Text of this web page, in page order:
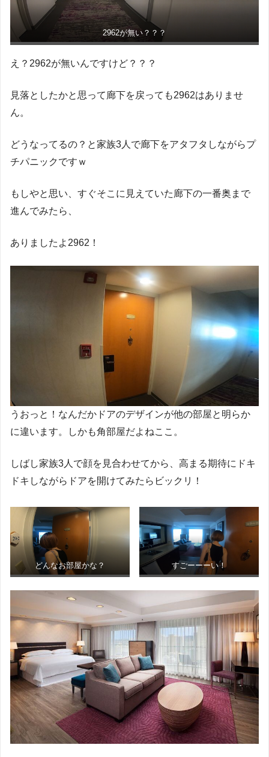
2962が無い？？？
え？2962が無いんですけど？？？
見落としたかと思って廊下を戻っても2962はありませ
ん。
どうなってるの？と家族3人で廊下をアタフタしながらプ
チパニックですｗ
もしやと思い、すぐそこに見えていた廊下の一番奥まで
進んでみたら、
ありましたよ2962！
うおっと！なんだかドアのデザインが他の部屋と明らか
に違います。しかも角部屋だよねここ。
しばし家族3人で顔を見合わせてから、高まる期待にドキ
ドキしながらドアを開けてみたらビックリ！
どんなお部屋かな？ すごーーーい！